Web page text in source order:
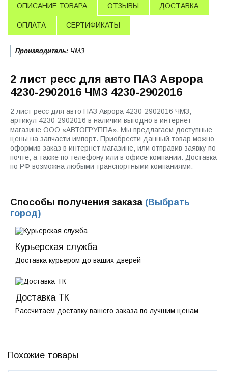
ОПИСАНИЕ ТОВАРА ОТЗЫВЫ ДОСТАВКА
ОПЛАТА СЕРТИФИКАТЫ
Производитель: ЧМЗ
2 лист ресс для авто ПАЗ Аврора
4230-2902016 ЧМЗ 4230-2902016
2 лист ресс для авто ПАЗ Аврора 4230-2902016 ЧМЗ,
артикул 4230-2902016 в наличии выгодно в интернет-
магазине ООО «АВТОГРУППА». Мы предлагаем доступные
цены на запчасти импорт. Приобрести данный товар можно
оформив заказ в интернет магазине, или отправив заявку по
почте, а также по телефону или в офисе компании. Доставка
по РФ возможна любыми транспортными компаниями.
Способы получения заказа (Выбрать
город)
Курьерская служба
Доставка курьером до ваших дверей
Доставка ТК
Рассчитаем доставку вашего заказа по лучшим ценам
Похожие товары